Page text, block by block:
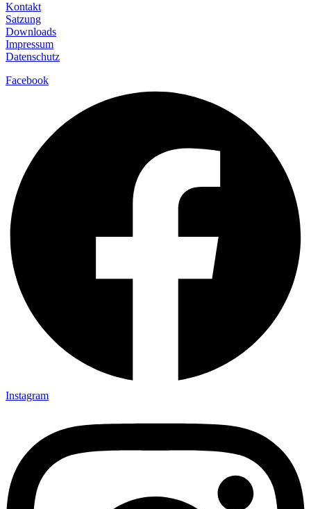
Kontakt
Satzung
Downloads
Impressum
Datenschutz
Facebook
Instagram